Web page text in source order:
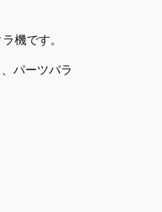
機です。
パーツバラ